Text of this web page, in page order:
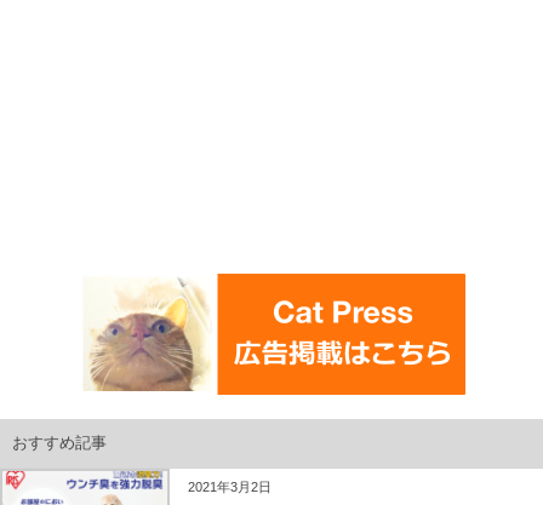
おすすめ記事
2021年3月2日